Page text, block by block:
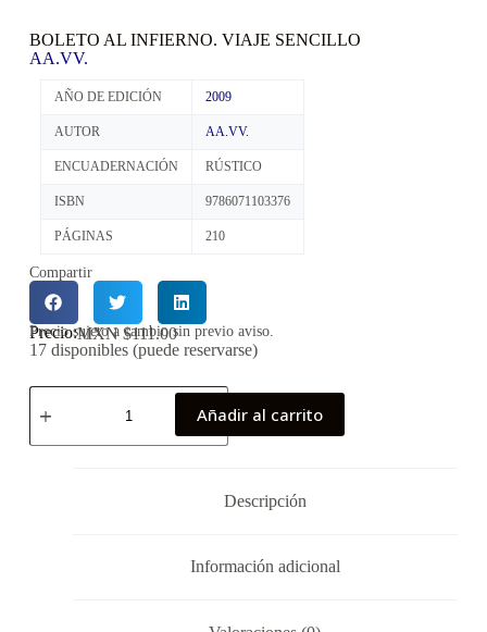
BOLETO AL INFIERNO. VIAJE SENCILLO
AA.VV.
AÑO DE EDICIÓN 2009
AUTOR AA.VV.
ENCUADERNACIÓN RÚSTICO
ISBN 9786071103376
PÁGINAS 210
Compartir
Precio:MXN $111.00
Precio sujeto a cambio sin previo aviso.
17 disponibles (puede reservarse)
Añadir al carrito
Descripción
Información adicional